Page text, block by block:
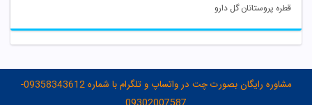
قطره پروستاتان گل دارو
مشاوره رایگان بصورت چت در واتساپ و تلگرام با شماره 09358343612-